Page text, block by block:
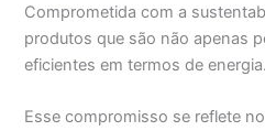
Comprometida com a
produtos que são não apenas
eficientes em termos de energia.
Esse compromisso se reflete